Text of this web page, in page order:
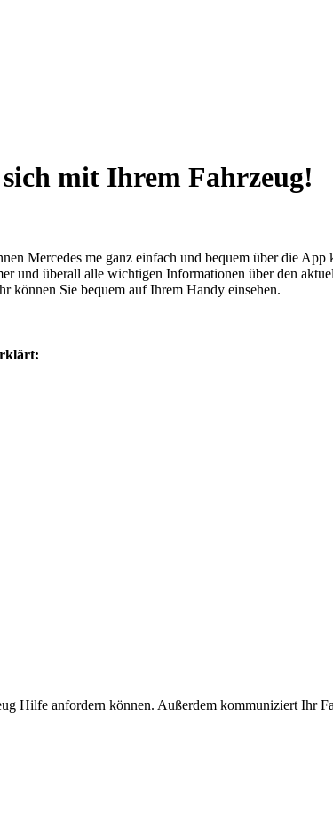
mit Ihrem Fahrzeug!
Mercedes me ganz einfach und bequem über die
und überall alle wichtigen Informationen über den
können Sie bequem auf Ihrem Handy einsehen.
Hilfe anfordern können. Außerdem kommuniziert Ihr